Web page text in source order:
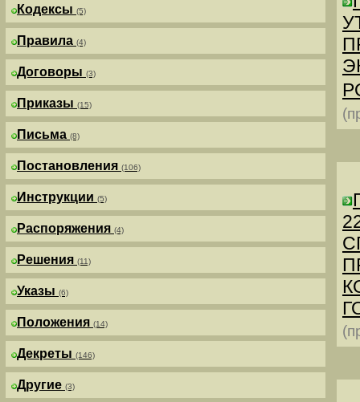
Кодексы (5)
Правила (4)
Договоры (3)
Приказы (15)
Письма (8)
Постановления (106)
Инструкции (5)
Распоряжения (4)
Решения (11)
Указы (6)
Положения (14)
Декреты (146)
Другие (3)